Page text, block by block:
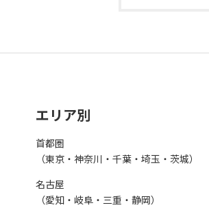
エリア別
首都圏
（東京・神奈川・千葉・埼玉・茨城）
名古屋
（愛知・岐阜・三重・静岡）